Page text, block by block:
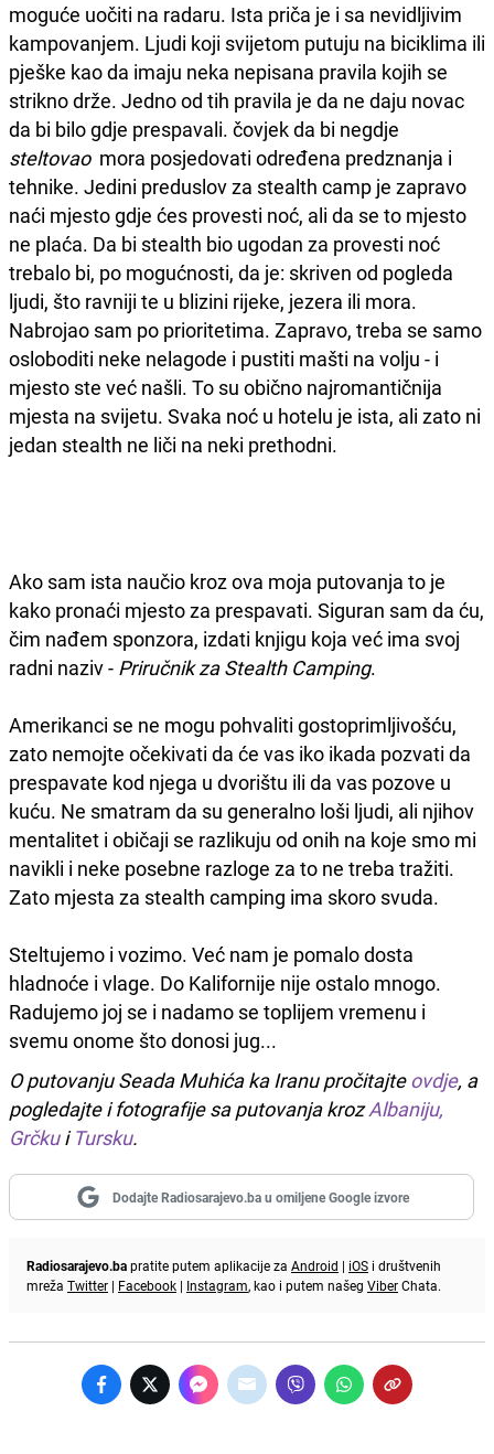
moguće uočiti na radaru. Ista priča je i sa nevidljivim
kampovanjem. Ljudi koji svijetom putuju na biciklima ili
pješke kao da imaju neka nepisana pravila kojih se
strikno drže. Jedno od tih pravila je da ne daju novac
da bi bilo gdje prespavali. čovjek da bi negdje
steltovaomora posjedovati određena predznanja i
tehnike. Jedini preduslov za stealth camp je zapravo
naći mjesto gdje ćes provesti noć, ali da se to mjesto
ne plaća. Da bi stealth bio ugodan za provesti noć
trebalo bi, po mogućnosti, da je: skriven od pogleda
ljudi, što ravniji te u blizini rijeke, jezera ili mora.
Nabrojao sam po prioritetima. Zapravo, treba se samo
osloboditi neke nelagode i pustiti mašti na volju - i
mjesto ste već našli. To su obično najromantičnija
mjesta na svijetu. Svaka noć u hotelu je ista, ali zato ni
jedan stealth ne liči na neki prethodni.
Ako sam ista naučio kroz ova moja putovanja to je
kako pronaći mjesto za prespavati. Siguran sam da ću,
čim nađem sponzora, izdati knjigu koja već ima svoj
radni naziv - Priručnik za Stealth Camping.
Amerikanci se ne mogu pohvaliti gostoprimljivošću,
zato nemojte očekivati da će vas iko ikada pozvati da
prespavate kod njega u dvorištu ili da vas pozove u
kuću. Ne smatram da su generalno loši ljudi, ali njihov
mentalitet i običaji se razlikuju od onih na koje smo mi
navikli i neke posebne razloge za to ne treba tražiti.
Zato mjesta za stealth camping ima skoro svuda.
Steltujemo i vozimo. Već nam je pomalo dosta
hladnoće i vlage. Do Kalifornije nije ostalo mnogo.
Radujemo joj se i nadamo se toplijem vremenu i
svemu onome što donosi jug...
O putovanju Seada Muhića ka Iranu pročitajteovdje, a
pogledajte i fotografije sa putovanja krozAlbaniju,
GrčkuiTursku.
Dodajte Radiosarajevo.ba u omiljene Google izvore
Radiosarajevo.bapratite putem aplikacije za Android | iOS i društvenih
mreža Twitter | Facebook | Instagram, kao i putem našeg ViberChata.